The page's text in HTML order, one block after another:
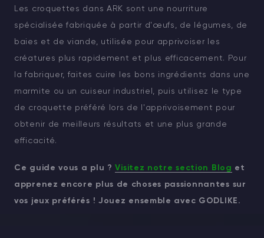
Les croquettes dans ARK sont une nourriture
spécialisée fabriquée à partir d'œufs, de légumes, de
baies et de viande, utilisée pour apprivoiser les
créatures plus rapidement et plus efficacement. Pour
la fabriquer, faites cuire les bons ingrédients dans une
marmite ou un cuiseur industriel, puis utilisez le type
de croquette préféré lors de l'apprivoisement pour
obtenir de meilleurs résultats et une plus grande
efficacité.
Ce guide vous a plu ?Visitez notre section Blog et
apprenez encore plus de choses passionnantes sur
vos jeux préférés ! Jouez ensemble avec GODLIKE.